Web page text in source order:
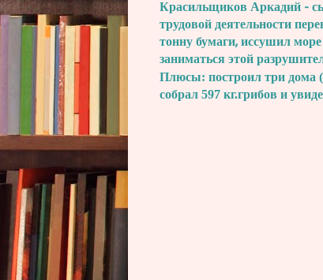
Красильщиков Аркадий -
трудовой деятельности
тонну бумаги, иссушил
заниматься этой
Плюсы: построил три дома
собрал 597 кг.грибов и